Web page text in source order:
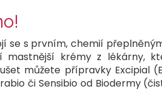
se s prvním, chemií
mastnější krémy z lékárny,
můžete přípravky Excipial
či Sensibio od Biodermy